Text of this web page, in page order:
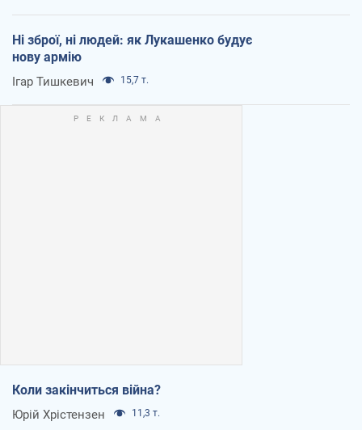
Ні зброї, ні людей: як Лукашенко будує
нову армію
Ігар Тишкевич 15,7 т.
Коли закінчиться війна?
Юрій Хрістензен 11,3 т.